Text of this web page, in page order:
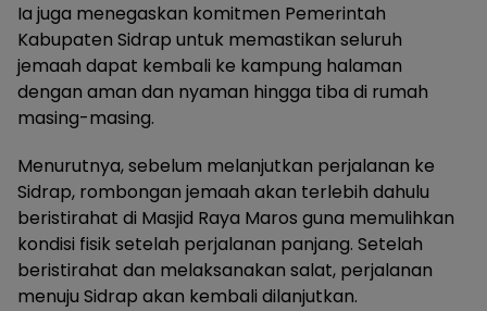
Ia juga menegaskan komitmen Pemerintah
Kabupaten Sidrap untuk memastikan seluruh
jemaah dapat kembali ke kampung halaman
dengan aman dan nyaman hingga tiba di rumah
masing-masing.
Menurutnya, sebelum melanjutkan perjalanan ke
Sidrap, rombongan jemaah akan terlebih dahulu
beristirahat di Masjid Raya Maros guna memulihkan
kondisi fisik setelah perjalanan panjang. Setelah
beristirahat dan melaksanakan salat, perjalanan
menuju Sidrap akan kembali dilanjutkan.